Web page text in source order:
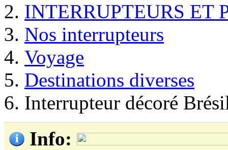
INTERRUPTEURS ET
Nos interrupteurs
Voyage
Destinations diverses
Interrupteur décoré
Info: